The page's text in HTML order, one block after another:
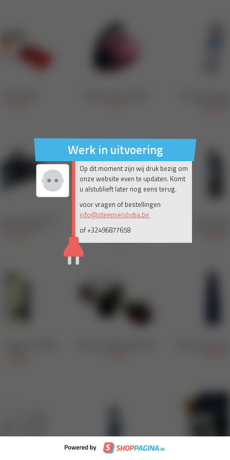
Werk in uitvoering
Op dit moment zijn wij druk bezig om
onze website even te updaten. Komt
u alstublieft later nog eens terug.
voor vragen of bestellingen
info@steenselsbvba.be
of +32496877658